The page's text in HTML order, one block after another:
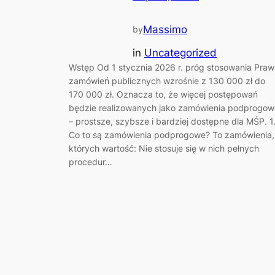
byMassimo
in Uncategorized
Wstęp Od 1 stycznia 2026 r. próg stosowania
zamówień publicznych wzrośnie z 130 000 zł do
170 000 zł. Oznacza to, że więcej postępowań
będzie realizowanych jako zamówienia
– prostsze, szybsze i bardziej dostępne dla MŚP. 1.
Co to są zamówienia podprogowe? To zamówienia,
których wartość: Nie stosuje się w nich pełnych
procedur…